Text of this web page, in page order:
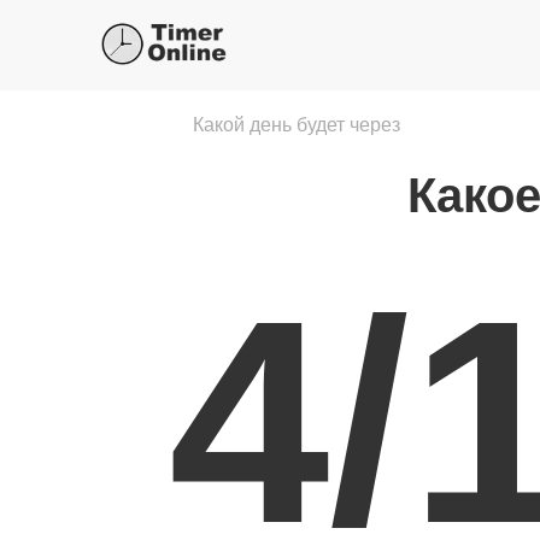
Какой день будет через
4/